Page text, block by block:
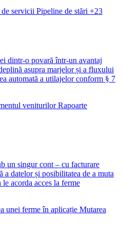
servicii Pipeline de stări +23
dintr-o povară într-un avantaj
asupra marjelor și a fluxului
automată a utilajelor conform § 7
veniturilorRapoarte
un singur cont – cu facturare
a datelor și posibilitatea de a muta
acorda acces la ferme
unei ferme în aplicație Mutarea